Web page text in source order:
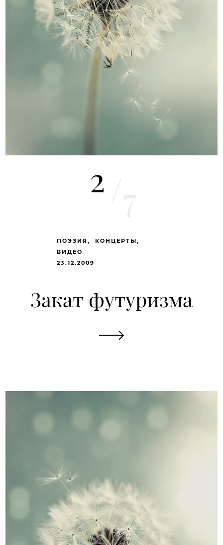
2
ПОЭЗИЯ
КОНЦЕРТЫ
ВИДЕО
23.12.2009
Закат футуризма